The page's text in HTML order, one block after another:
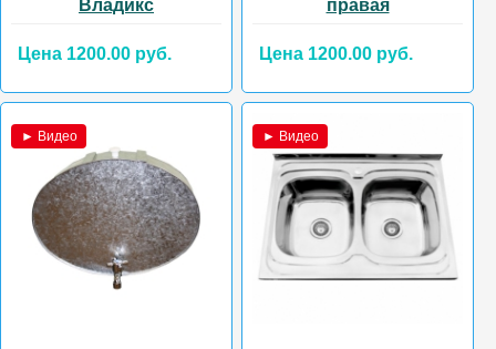
Владикс
Цена 1200.00 руб.
правая
Цена 1200.00 руб.
► Видео ► Видео